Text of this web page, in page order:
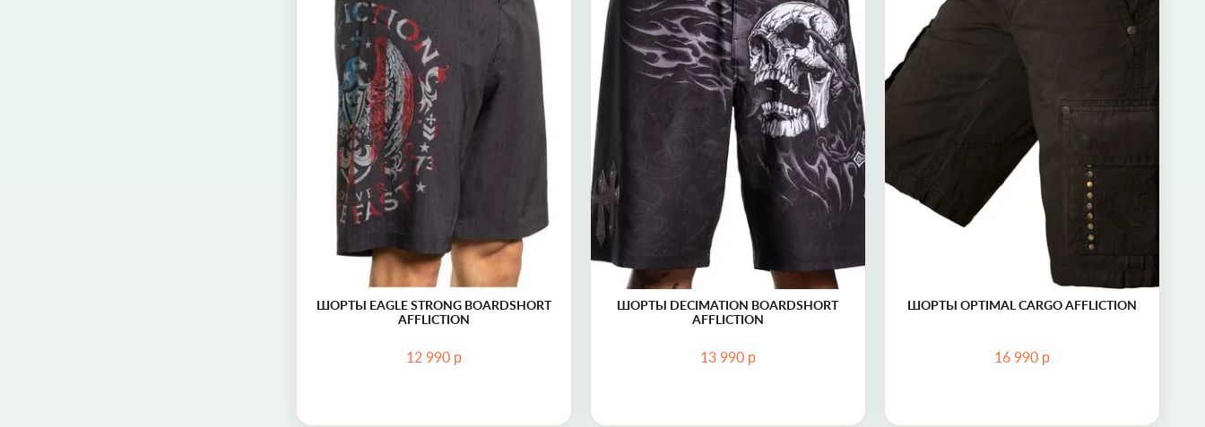
ШОРТЫ EAGLE STRONG BOARDSHORT
AFFLICTION
12 990 р
30 (46) 31 (46-48) 32 (48) 34 (50)
36 (52) 38 (54)
ШОРТЫ DECIMATION BOARDSHORT
AFFLICTION
13 990 р
30 (46) 36 (52)
ШОРТЫ OPTIMAL CARGO AFFLICTION
16 990 р